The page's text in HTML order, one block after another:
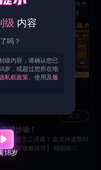
英雄养成、战力提升与红颜角色
情任务，丰富互动玩法等待你的
值战力双开花！ 💎 豪华
沉浸互动玩法 铜
等待你的召唤，触发丰富互动剧
丰富
棒，电击仪等多种互动道具，体
关注
骋沙场！
调遣！ 盘龙神迹限时
升全军攻防属性； 搭配珍
助力主公稳占战局先机。 📕
级 内容
吗？
级内容，请确认您已
岁，或超过您所在地
私权政策、使用及 服
18岁